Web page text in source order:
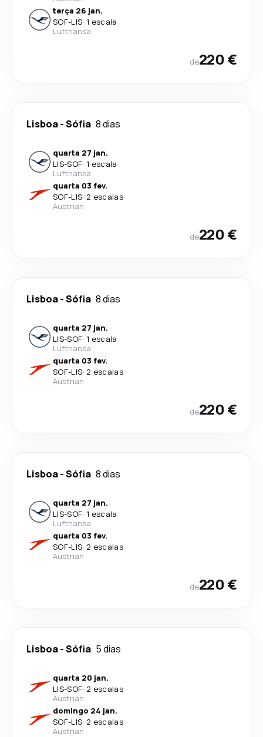
terça 26 jan.
SOF-LIS· 1 escala
Lufthansa
de220 €
Lisboa-Sófia 8 dias
quarta 27 jan.
LIS-SOF· 1 escala
Lufthansa
quarta 03 fev.
SOF-LIS· 2 escalas
Austrian
de220 €
Lisboa-Sófia 8 dias
quarta 27 jan.
LIS-SOF· 1 escala
Lufthansa
quarta 03 fev.
SOF-LIS· 2 escalas
Austrian
de220 €
Lisboa-Sófia 8 dias
quarta 27 jan.
LIS-SOF· 1 escala
Lufthansa
quarta 03 fev.
SOF-LIS· 2 escalas
Austrian
de220 €
Lisboa-Sófia 5 dias
quarta 20 jan.
LIS-SOF· 2 escalas
Austrian
domingo 24 jan.
SOF-LIS· 2 escalas
Austrian